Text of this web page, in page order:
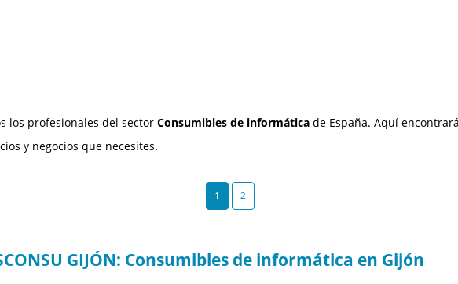
los profesionales del sector Consumibles de informáticade España. Aquí
y negocios que necesites.
1 2
GIJÓN: Consumibles de informática en Gijón